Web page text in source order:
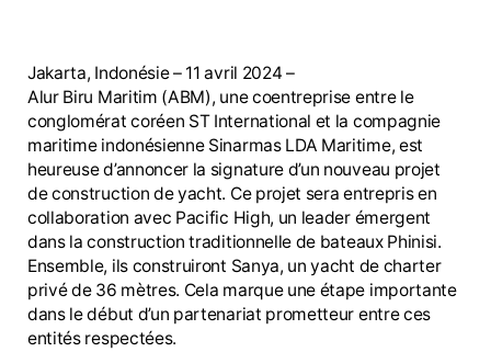
Jakarta, Indonésie – 11 avril 2024 –
Alur Biru Maritim (ABM), une coentreprise entre le
conglomérat coréen ST International et la compagnie
maritime indonésienne Sinarmas LDA Maritime, est
heureuse d’annoncer la signature d’un nouveau projet
de construction de yacht. Ce projet sera entrepris en
collaboration avec Pacific High, un leader émergent
dans la construction traditionnelle de bateaux Phinisi.
Ensemble, ils construiront Sanya, un yacht de charter
privé de 36 mètres. Cela marque une étape importante
dans le début d’un partenariat prometteur entre ces
entités respectées.